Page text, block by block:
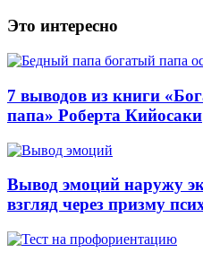
Это интересно
7 выводов из книги
папа» Роберта Кийосаки
Вывод эмоций наружу
взгляд через призму